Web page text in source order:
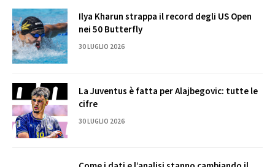
Ilya Kharun strappa il record degli US Open
nei 50 Butterfly
30 LUGLIO 2026
La Juventus è fatta per Alajbegovic: tutte le
cifre
30 LUGLIO 2026